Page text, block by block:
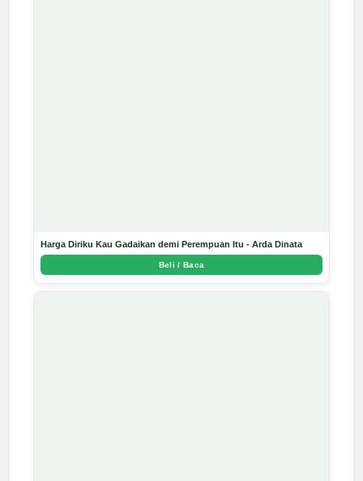
Harga Diriku Kau Gadaikan demi Perempuan Itu - Arda Dinata
Beli / Baca